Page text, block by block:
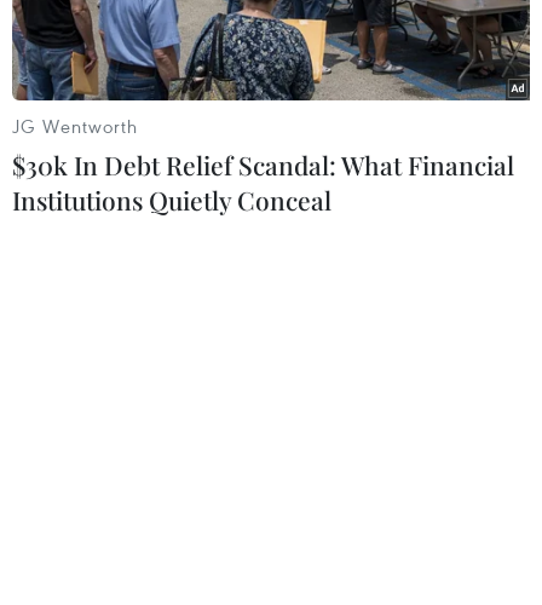
JG Wentworth
$30k In Debt Relief Scandal: What Financial
Institutions Quietly Conceal